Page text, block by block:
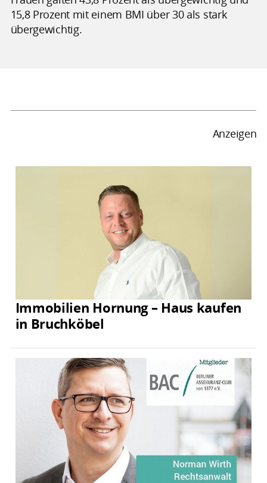
15,8 Prozent mit einem BMI über 30 als stark
übergewichtig.
Anzeigen
Immobilien Hornung – Haus kaufen
in Bruchköbel